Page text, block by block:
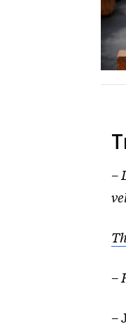
–
–
–